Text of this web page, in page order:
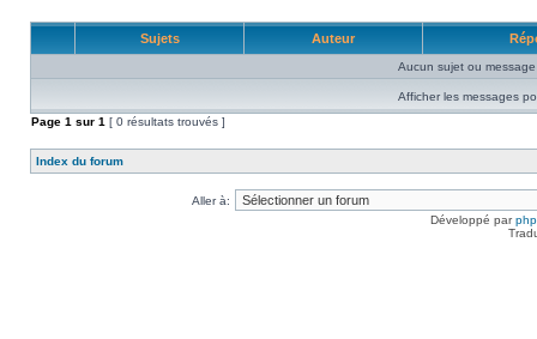
Sujets Auteur
Aucun sujet ou
Afficher les messages
Page 1 sur 1 [ 0 résultats trouvés ]
Index du forum
Aller à:
Développé par